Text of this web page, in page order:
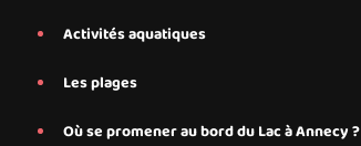
Activités aquatiques
Les plages
Où se promener au bord du Lac à Annecy ?